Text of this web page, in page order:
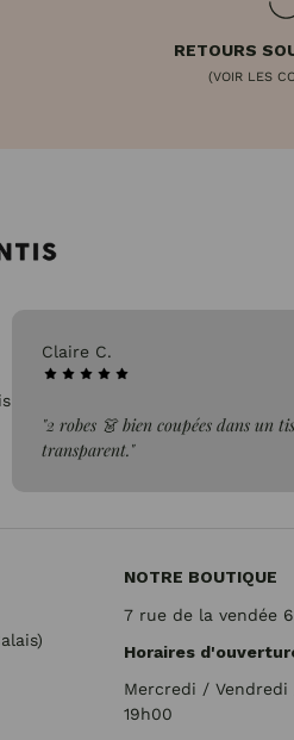
RETOURS
(VOIR LES
Claire C.
"2 robes 👗 bien coupées dans un
transparent."
NOTRE BOUTIQUE
7 rue de la vendée
Horaires
Mercredi / Vendredi
19h00